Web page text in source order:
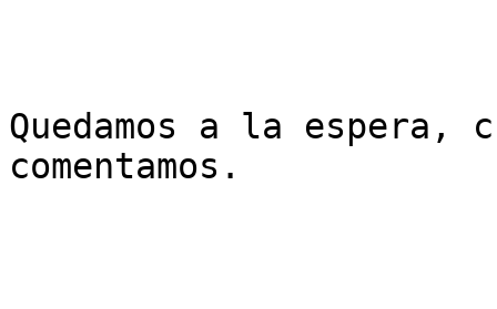
Quedamos a la espera,
comentamos.